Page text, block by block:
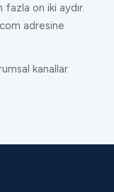
fazla on iki aydır.
adresine
kanallar